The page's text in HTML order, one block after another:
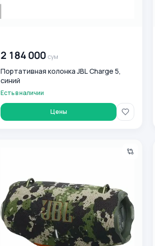
2 184 000 сум
Портативная колонка JBL Charge 5,
синий
Есть в наличии
Цены